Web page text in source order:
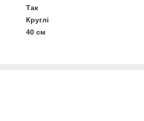
Так
Круглі
40 см